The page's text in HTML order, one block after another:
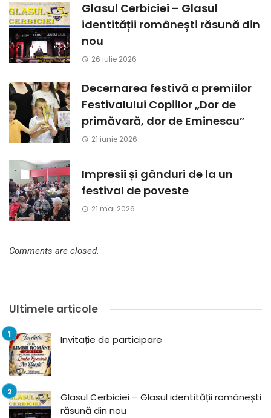
Glasul Cerbiciei – Glasul
identității românești răsună din
nou
26 iulie 2026
Decernarea festivă a premiilor
Festivalului Copiilor „Dor de
primăvară, dor de Eminescu”
21 iunie 2026
Impresii și gânduri de la un
festival de poveste
21 mai 2026
Comments are closed.
Ultimele articole
Invitație de participare
Glasul Cerbiciei – Glasul identității românești
răsună din nou